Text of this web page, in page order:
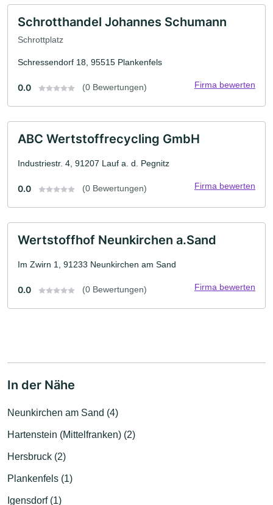
Schrotthandel Johannes Schumann
Schrottplatz
Schressendorf 18, 95515 Plankenfels
0.0 (0 Bewertungen) Firma bewerten
ABC Wertstoffrecycling GmbH
Industriestr. 4, 91207 Lauf a. d. Pegnitz
0.0 (0 Bewertungen) Firma bewerten
Wertstoffhof Neunkirchen a.Sand
Im Zwirn 1, 91233 Neunkirchen am Sand
0.0 (0 Bewertungen) Firma bewerten
In der Nähe
Neunkirchen am Sand (4)
Hartenstein (Mittelfranken) (2)
Hersbruck (2)
Plankenfels (1)
Igensdorf (1)